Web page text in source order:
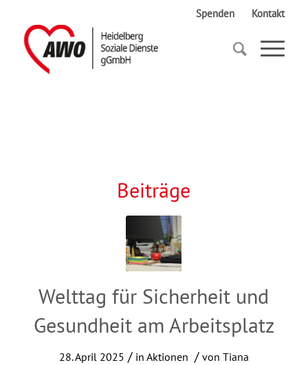
Spenden Kontakt
Arbeitsplatz
Beiträge
Welttag für Sicherheit und
Gesundheit am Arbeitsplatz
28. April 2025 / in Aktionen / von Tiana